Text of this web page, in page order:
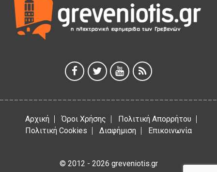
5 Αυγούστου 2026
ΑΗ ΛΑΟΣ | 5 Αυγούστου | Υπαίθριο Θέατρο “Καστράκι”,
Γρεβενά
5 Αυγούστου 2026
5 Αυγούστου 2026
Αρχική Όροι Χρήσης
Πολιτική Απορρήτου
Πολιτική Cookies
Διαφήμιση Επικοινωνία
© 2012 - 2026 greveniotis.gr